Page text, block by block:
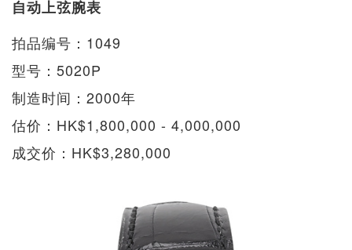
自动上弦腕表
拍品编号：1049
型号：5020P
制造时间：2000年
估价：HK$1,800,000 - 4,000,000
成交价：HK$3,280,000